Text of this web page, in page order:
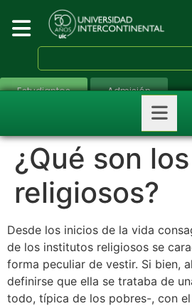
Estudiantes Admisión
¿Qué son
religiosos?
Desde los inicios de la vida
de los institutos religiosos se
forma peculiar de vestir. Si bien,
definirse que ella se trataba de
todo, típica de los pobres-, con